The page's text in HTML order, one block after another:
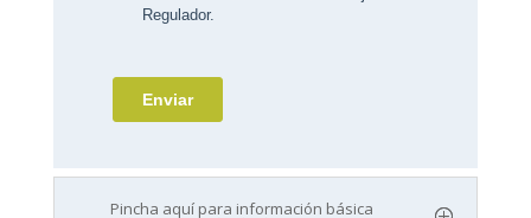
Pincha aquí para información básica